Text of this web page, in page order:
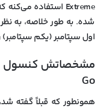
Extreme
شده. به طور خلاصه، به
اول سپتامبر (یکم
Go